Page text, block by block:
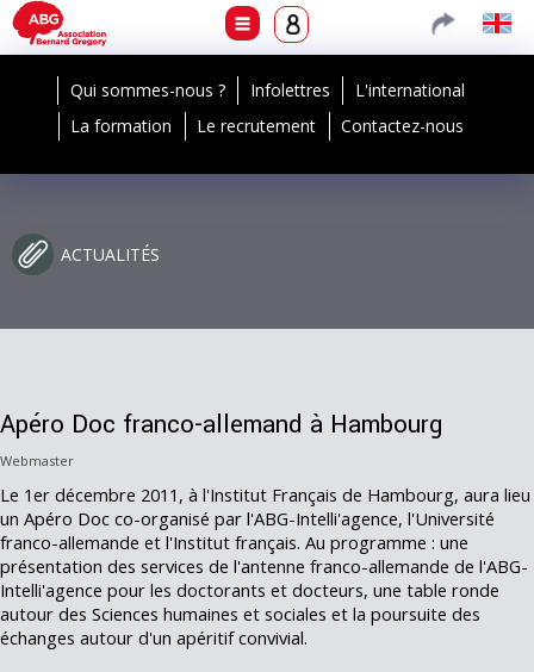
Qui sommes-nous ? Infolettres
L'international
La formation
Le recrutement Contactez-nous
ACTUALITÉS
Apéro Doc franco-allemand à Hambourg
Webmaster
Le 1er décembre 2011, à l'Institut Français de Hambourg, aura lieu
un Apéro Doc co-organisé par l'ABG-Intelli'agence, l'Université
franco-allemande et l'Institut français. Au programme : une
présentation des services de l'antenne franco-allemande de l'ABG-
Intelli'agence pour les doctorants et docteurs, une table ronde
autour des Sciences humaines et sociales et la poursuite des
échanges autour d'un apéritif convivial.